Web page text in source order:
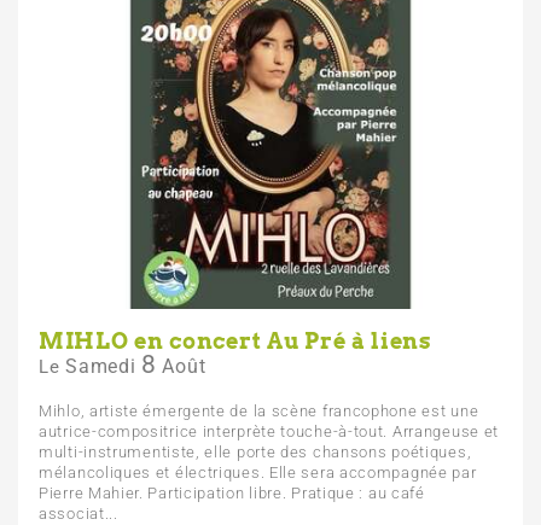
MIHLO en concert Au Pré à liens
Le Samedi 8 Août
Mihlo, artiste émergente de la scène francophone est une
autrice-compositrice interprète touche-à-tout. Arrangeuse et
multi-instrumentiste, elle porte des chansons poétiques,
mélancoliques et électriques. Elle sera accompagnée par
Pierre Mahier. Participation libre. Pratique : au café
associat...